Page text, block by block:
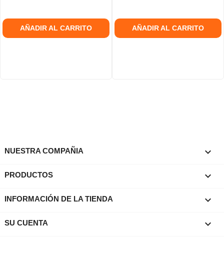
AÑADIR AL CARRITO AÑADIR AL CARRITO
NUESTRA COMPAÑIA 
PRODUCTOS 
INFORMACIÓN DE LA TIENDA keyboard_arrow_down
SU CUENTA 